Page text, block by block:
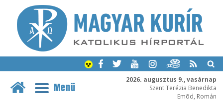
2026. augusztus 9., vasárnap
Szent Terézia Benedikta
Emõd, Román
Menü